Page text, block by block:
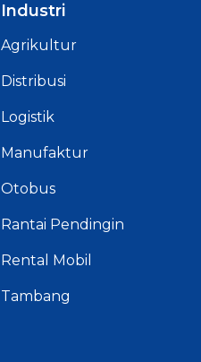
Industri
Agrikultur
Distribusi
Logistik
Manufaktur
Otobus
Rantai Pendingin
Rental Mobil
Tambang